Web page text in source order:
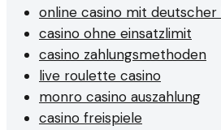
online casino mit deutscher
casino ohne einsatzlimit
casino zahlungsmethoden
live roulette casino
monro casino auszahlung
casino freispiele